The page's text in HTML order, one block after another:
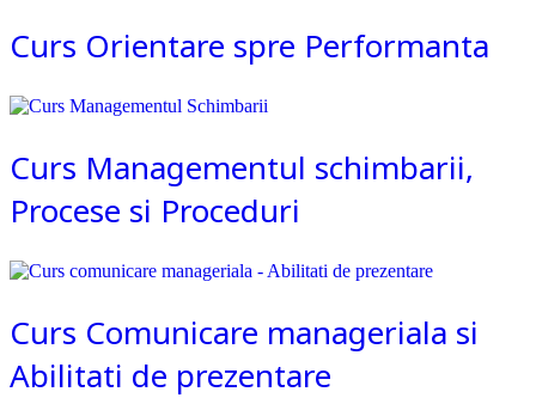
Curs Orientare spre Performanta
Curs Managementul schimbarii,
Procese si Proceduri
Curs Comunicare manageriala si
Abilitati de prezentare